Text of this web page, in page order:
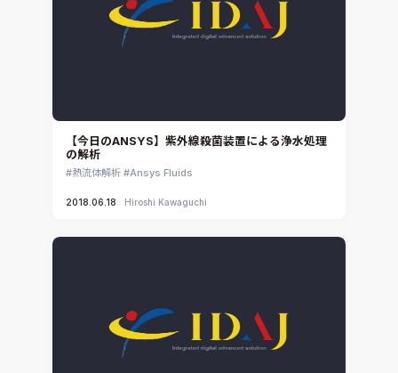
【今日のANSYS】紫外線殺菌装置による浄水処理
の解析
熱流体解析 Ansys Fluids
2018.06.18 Hiroshi Kawaguchi